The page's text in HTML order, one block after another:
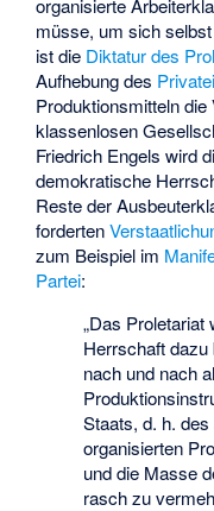
müsse, um sich
ist die Diktatur des
Aufhebung des
Produktionsmitteln
klassenlosen
Friedrich Engels wird
demokratische
Reste der
forderten
zum Beispiel im
Partei:
„Das Proletariat
Herrschaft
nach und nach
Staats, d. h.
organisierten
und die Masse
rasch zu